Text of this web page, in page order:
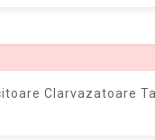
Clarvazatoare